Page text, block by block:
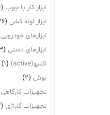
ابزار کار با چوب (466)
ابزار لوله کشی (26)
ابزارهای خودرویی
ابزارهای دستی (23)
اکتیو(active)
(1)
بوش (2)
تجهیزات کارگاهی
تجهیزات گاراژِی (172)